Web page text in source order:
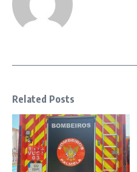
Related Posts